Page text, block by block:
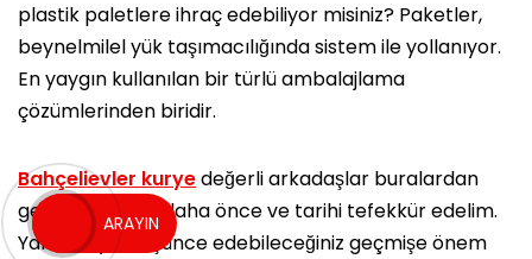
plastik paletlere ihraç edebiliyor misiniz? Paketler,
beynelmilel yük taşımacılığında sistem ile yollanıyor.
En yaygın kullanılan bir türlü ambalajlama
çözümlerinden biridir.
Bahçelievler kuryedeğerli arkadaşlar buralardan
geçerken biraz daha önce ve tarihi tefekkür edelim.
Yani bööyle düşünce edebileceğiniz geçmişe önem
ARAYIN